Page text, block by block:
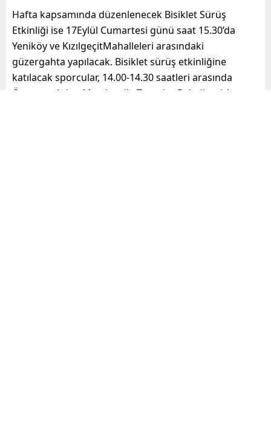
Hafta kapsamında düzenlenecek Bisiklet Sürüş
Etkinliği ise 17Eylül Cumartesi günü saat 15.30’da
Yeniköy ve KızılgeçitMahalleleri arasındaki
güzergahta yapılacak. Bisiklet sürüş etkinliğine
katılacak sporcular, 14.00-14.30 saatleri arasında
Özgecan
Aslan Meydanı ile Toroslar
Belediyesi Ana